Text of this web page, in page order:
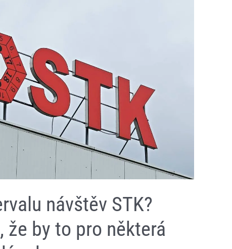
návštěv STK?
že by to pro některá